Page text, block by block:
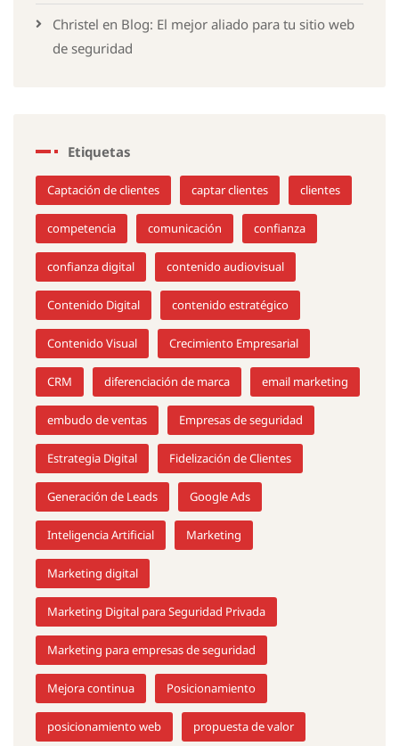
Christel en Blog: El mejor aliado para tu sitio web
de seguridad
Etiquetas
Captación de clientes captar clientes clientes
competencia comunicación confianza
confianza digital contenido audiovisual
Contenido Digital contenido estratégico
Contenido Visual Crecimiento Empresarial
CRM diferenciación de marca email marketing
embudo de ventas Empresas de seguridad
Estrategia Digital Fidelización de Clientes
Generación de Leads Google Ads
Inteligencia Artificial Marketing
Marketing digital
Marketing Digital para Seguridad Privada
Marketing para empresas de seguridad
Mejora continua Posicionamiento
posicionamiento web propuesta de valor